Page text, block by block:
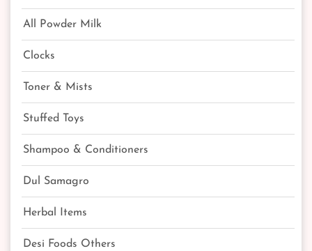
All Powder Milk
Clocks
Toner & Mists
Stuffed Toys
Shampoo & Conditioners
Dul Samagro
Herbal Items
Desi Foods Others